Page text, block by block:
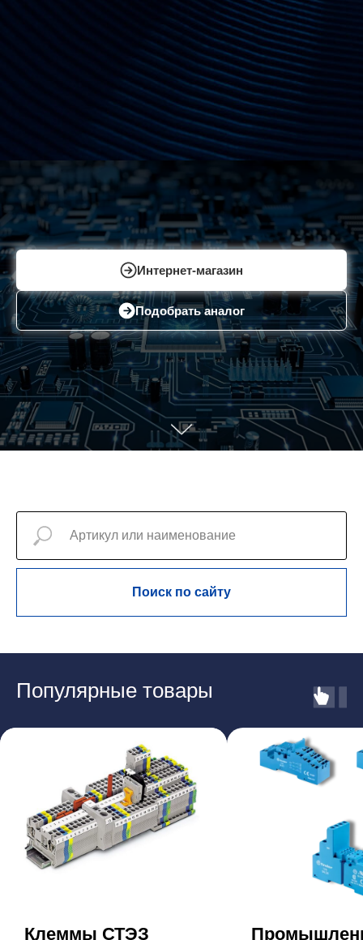
Интернет-магазин
Подобрать аналог
Поиск по сайту
Популярные товары
Клеммы СТЭЗ